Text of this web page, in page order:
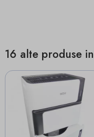
16 alte produse